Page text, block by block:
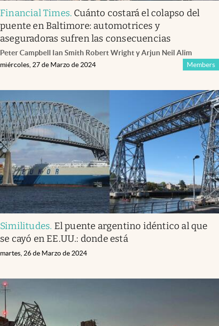
Financial Times. Cuánto costará el colapso del
puente en Baltimore: automotrices y
aseguradoras sufren las consecuencias
Peter Campbell Ian Smith Robert Wright y Arjun Neil Alim
Members
miércoles, 27 de Marzo de 2024
Similitudes. El puente argentino idéntico al que
se cayó en EE.UU.: donde está
martes, 26 de Marzo de 2024